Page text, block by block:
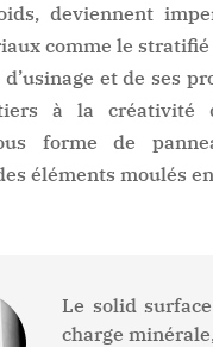
deviennent
comme le
d’usinage et de ses
à la créativité
forme de
éléments moulés
Le solid
charge